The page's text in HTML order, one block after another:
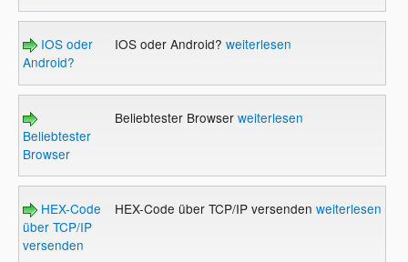
IOS oder
Android?
IOS oder Android? weiterlesen
Beliebtester
Browser
Beliebtester Browser weiterlesen
HEX-Code
über TCP/IP
versenden
HEX-Code über TCP/IP versenden weiterlesen